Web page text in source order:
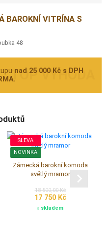
BAROKNÍ VITRÍNA S
48
nad 25 000 Kč s DPH
SLEVA
NOVINKA
Zámecká barokní komoda
světlý mramor
18 500,00 Kč
17 750 Kč
skladem